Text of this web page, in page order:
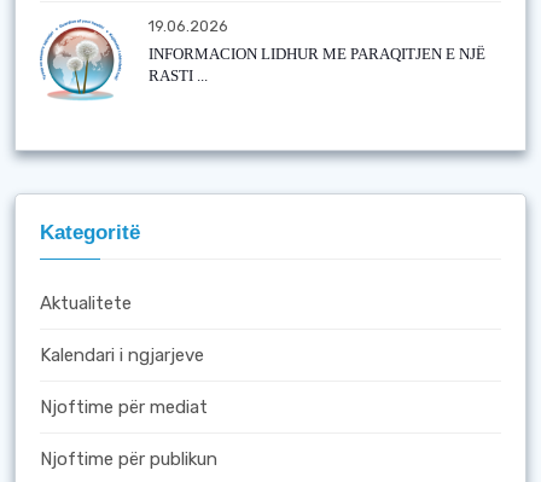
19.06.2026
INFORMACION LIDHUR ME PARAQITJEN E NJË
RASTI ...
Kategoritë
Aktualitete
Kalendari i ngjarjeve
Njoftime për mediat
Njoftime për publikun